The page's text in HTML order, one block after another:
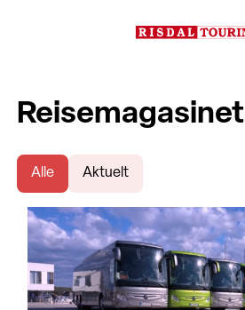
Reisemagasinet
Alle Aktuelt